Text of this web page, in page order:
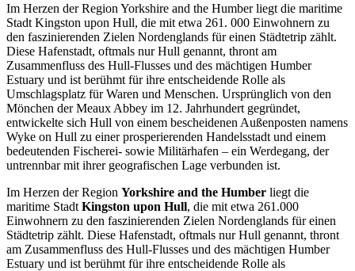
Im Herzen der Region Yorkshire and the Humber liegt die maritime
Stadt Kingston upon Hull, die mit etwa 261. 000 Einwohnern zu
den faszinierenden Zielen Nordenglands für einen Städtetrip zählt.
Diese Hafenstadt, oftmals nur Hull genannt, thront am
Zusammenfluss des Hull-Flusses und des mächtigen Humber
Estuary und ist berühmt für ihre entscheidende Rolle als
Umschlagsplatz für Waren und Menschen. Ursprünglich von den
Mönchen der Meaux Abbey im 12. Jahrhundert gegründet,
entwickelte sich Hull von einem bescheidenen Außenposten namens
Wyke on Hull zu einer prosperierenden Handelsstadt und einem
bedeutenden Fischerei- sowie Militärhafen – ein Werdegang, der
untrennbar mit ihrer geografischen Lage verbunden ist.
Im Herzen der Region Yorkshire and the Humber liegt die
maritime Stadt Kingston upon Hull, die mit etwa 261.000
Einwohnern zu den faszinierenden Zielen Nordenglands für einen
Städtetrip zählt. Diese Hafenstadt, oftmals nur Hull genannt, thront
am Zusammenfluss des Hull-Flusses und des mächtigen Humber
Estuary und ist berühmt für ihre entscheidende Rolle als